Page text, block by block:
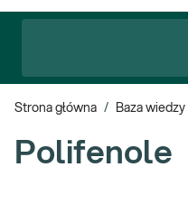
Strona główna / Baza wiedzy
Polifenole